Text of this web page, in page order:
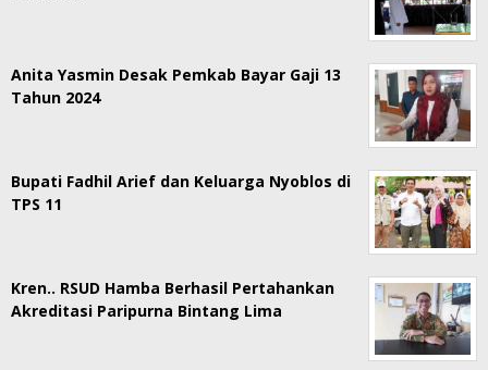
Anita Yasmin Desak Pemkab Bayar Gaji 13
Tahun 2024
Bupati Fadhil Arief dan Keluarga Nyoblos di
TPS 11
Kren.. RSUD Hamba Berhasil Pertahankan
Akreditasi Paripurna Bintang Lima